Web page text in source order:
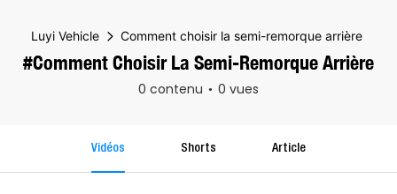
Luyi Vehicle Comment choisir la semi-remorque arrière
#Comment Choisir La Semi-Remorque Arrière
0 contenu 0 vues
Vidéos Shorts Article